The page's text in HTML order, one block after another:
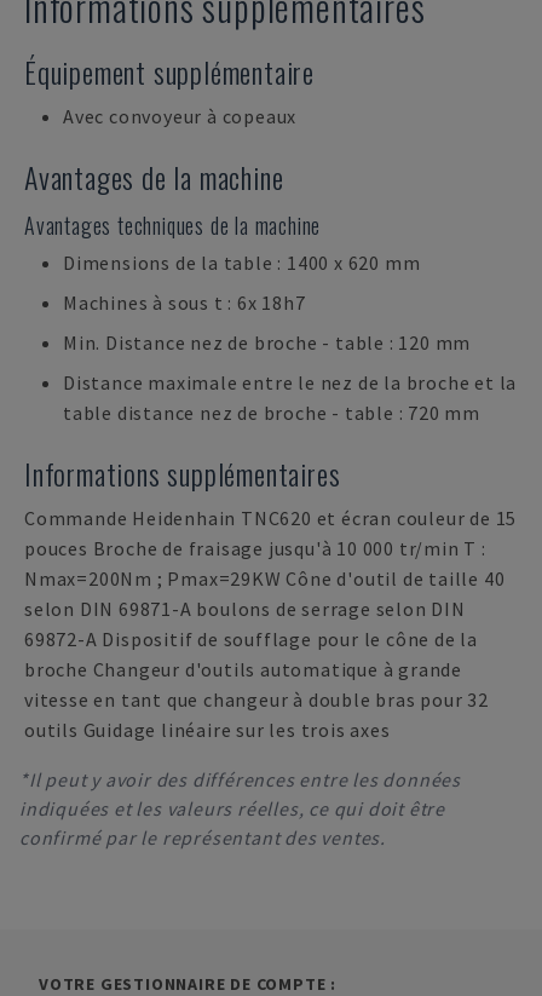
Équipement supplémentaire
Avec convoyeur à copeaux
Avantages de la machine
Avantages techniques de la machine
Dimensions de la table : 1400 x 620 mm
Machines à sous t : 6x 18h7
Min. Distance nez de broche - table : 120 mm
Distance maximale entre le nez de la broche et la
table distance nez de broche - table : 720 mm
Informations supplémentaires
Commande Heidenhain TNC620 et écran couleur de 15
pouces Broche de fraisage jusqu'à 10 000 tr/min T :
Nmax=200Nm ; Pmax=29KW Cône d'outil de taille 40
selon DIN 69871-A boulons de serrage selon DIN
69872-A Dispositif de soufflage pour le cône de la
broche Changeur d'outils automatique à grande
vitesse en tant que changeur à double bras pour 32
outils Guidage linéaire sur les trois axes
*Il peut y avoir des différences entre les données
indiquées et les valeurs réelles, ce qui doit être
confirmé par le représentant des ventes.
VOTRE GESTIONNAIRE DE COMPTE :